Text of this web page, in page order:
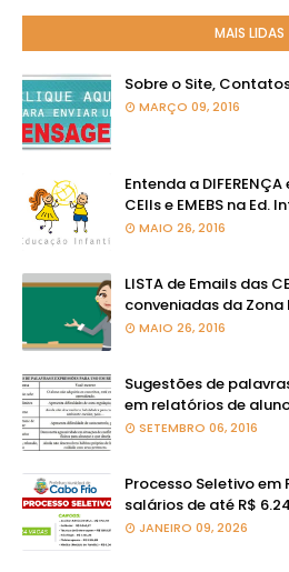
MAIS LIDAS
Sobre o Site,
MARÇO 09, 2016
Entenda a DIFERENÇA
CEIIs e EMEBS na Ed.
MAIO 26, 2016
LISTA de Emails das
conveniadas da Zona
MAIO 26, 2016
Sugestões de
em relatórios de
SETEMBRO 06, 2016
Processo Seletivo em
salários de até R$
JANEIRO 09, 2026